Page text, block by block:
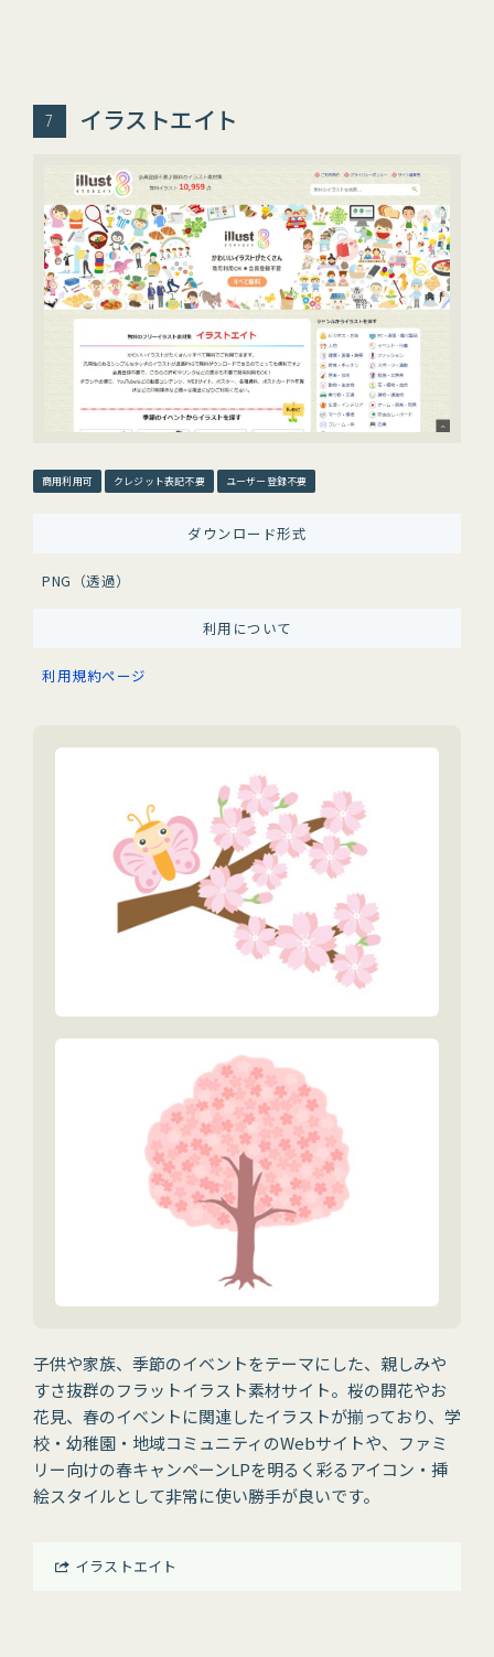
イラストエイト
商用利用可 クレジット表記不要 ユーザー登録不要
ダウンロード形式
PNG（透過）
利用について
利用規約ページ
子供や家族、季節のイベントをテーマにした、親しみや
すさ抜群のフラットイラスト素材サイト。桜の開花やお
花見、春のイベントに関連したイラストが揃っており、学
校・幼稚園・地域コミュニティのWebサイトや、ファミ
リー向けの春キャンペーンLPを明るく彩るアイコン・挿
絵スタイルとして非常に使い勝手が良いです。
イラストエイト